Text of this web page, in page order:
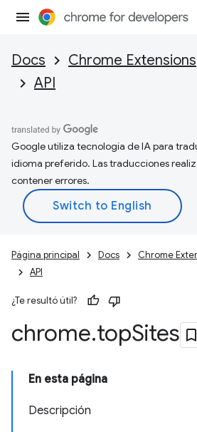
Docs Chrome Extensions
API
Google utiliza tecnología de IA para
idioma preferido. Las traducciones
contener errores.
Página principal Docs Chrome
API
¿Te resultó útil?
chrome.topSites
En esta página
Descripción